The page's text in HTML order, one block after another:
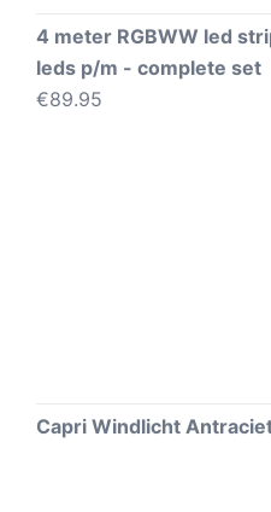
4 meter RGBWW led
leds p/m - complete set
€89.95
Capri Windlicht